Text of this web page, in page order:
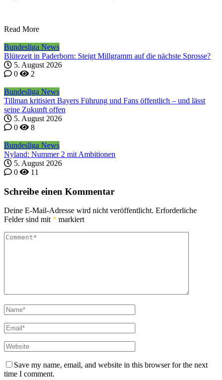
Read More
Bundesliga News
Blütezeit in Paderborn: Steigt Millgramm auf die nächste Sprosse?
5. August 2026
0
2
Bundesliga News
Tillman kritisiert Bayers Führung und Fans öffentlich – und lässt
seine Zukunft offen
5. August 2026
0
8
Bundesliga News
Nyland: Nummer 2 mit Ambitionen
5. August 2026
0
11
Schreibe einen Kommentar
Deine E-Mail-Adresse wird nicht veröffentlicht. Erforderliche
Felder sind mit * markiert
Save my name, email, and website in this browser for the next
time I comment.